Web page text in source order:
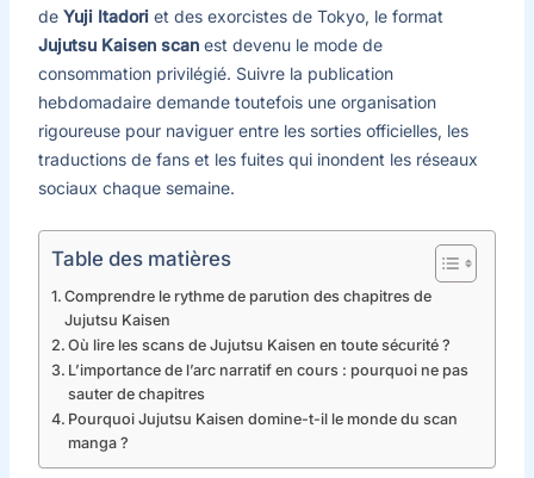
de Yuji Itadoriet des exorcistes de Tokyo, le format
Jujutsu Kaisen scanest devenu le mode de
consommation privilégié. Suivre la publication
hebdomadaire demande toutefois une organisation
rigoureuse pour naviguer entre les sorties officielles, les
traductions de fans et les fuites qui inondent les réseaux
sociaux chaque semaine.
Table des matières
Comprendre le rythme de parution des chapitres de
Jujutsu Kaisen
Où lire les scans de Jujutsu Kaisen en toute sécurité ?
L’importance de l’arc narratif en cours : pourquoi ne pas
sauter de chapitres
Pourquoi Jujutsu Kaisen domine-t-il le monde du scan
manga ?